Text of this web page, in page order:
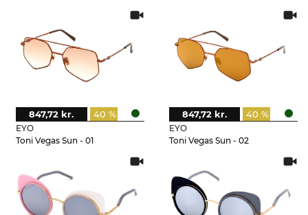
EYO
Toni Vegas Sun - 01
40 %
847,72 kr.
EYO
Toni Vegas Sun - 02
40 %
847,72 kr.